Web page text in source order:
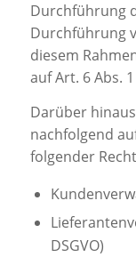
Durchführung
Durchführung
diesem
auf Art. 6 Abs.
Darüber
nachfolgend
folgender
DSGVO)